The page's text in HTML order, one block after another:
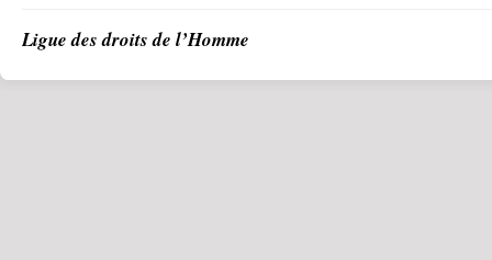
Ligue des droits de l’Homme